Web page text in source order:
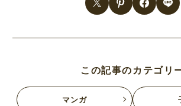
この記事のカテゴリ
マンガ